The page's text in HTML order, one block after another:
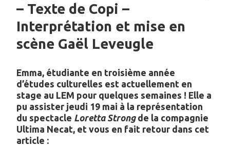
– Texte de Copi –
Interprétation et mise en
scène Gaël Leveugle
Emma, étudiante en troisième année
d’études culturelles est actuellement en
stage au LEM pour quelques semaines ! Elle a
pu assister jeudi 19 mai à la représentation
du spectacle Loretta Strong de la compagnie
Ultima Necat, et vous en fait retour dans cet
article :